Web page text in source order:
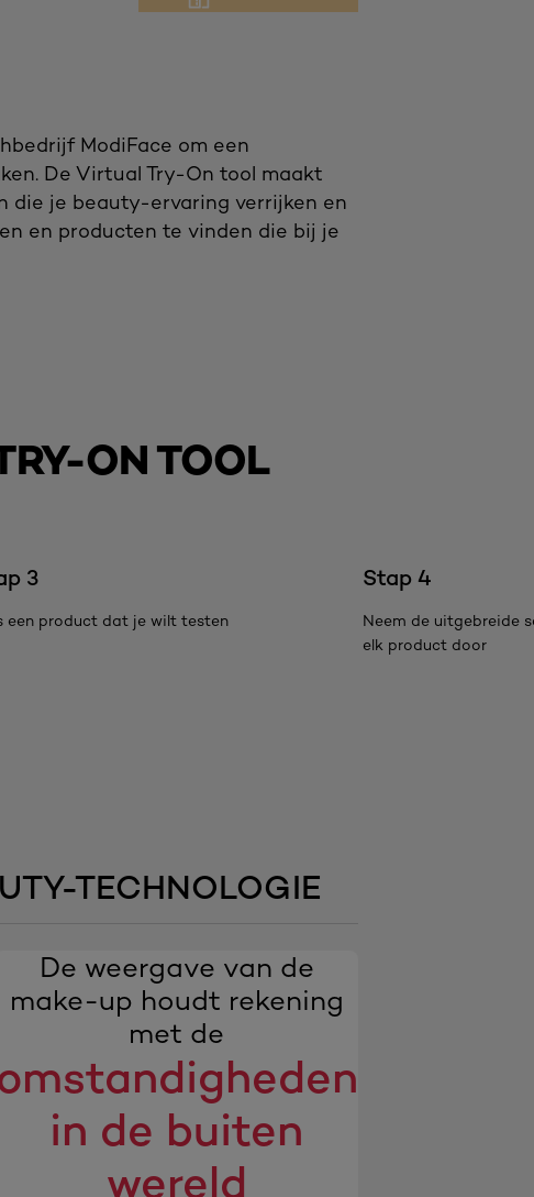
ModiFace om een
De Virtual Try-On tool maakt
die je beauty-ervaring verrijken en
en producten te vinden die bij je
ON TOOL
3
een product dat je wilt testen
Stap 4
Neem de uitgebreide
elk product door
TECHNOLOGIE
De weergave van de
make-up houdt rekening
met de
in de buiten
wereld